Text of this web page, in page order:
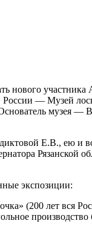
нового
России — Музей
музея —
Е.В., ею и
Рязанской
экспозиции:
(200 лет вся